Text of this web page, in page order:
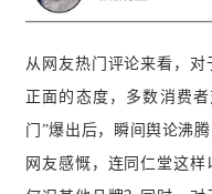
从网友热门评论来看，
正面的态度，多数消费
门”爆出后，瞬间舆论沸
网友感慨，连同仁堂这